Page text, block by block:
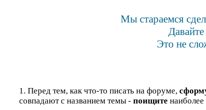
Мы стараемся
Это не
1. Перед тем, как что-то писать на форуме,
совпадают с названием темы - поищите наиболее